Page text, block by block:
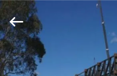
घर
Qingdao
KaFa
Fabrication
Co.,
Ltd..
All
Rights
Reserved.